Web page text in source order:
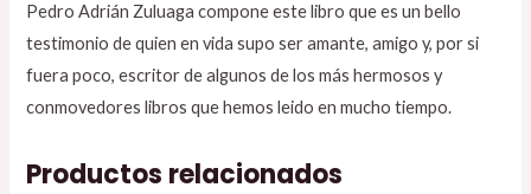
Pedro Adrián Zuluaga compone este libro que es un bello
testimonio de quien en vida supo ser amante, amigo y, por si
fuera poco, escritor de algunos de los más hermosos y
conmovedores libros que hemos leido en mucho tiempo.
Productos relacionados